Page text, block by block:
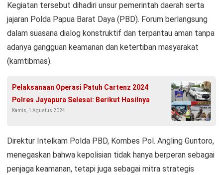
Kegiatan tersebut dihadiri unsur pemerintah daerah serta
jajaran Polda Papua Barat Daya (PBD). Forum berlangsung
dalam suasana dialog konstruktif dan terpantau aman tanpa
adanya gangguan keamanan dan ketertiban masyarakat
(kamtibmas).
Pelaksanaan Operasi Patuh Cartenz 2024
Polres Jayapura Selesai: Berikut Hasilnya
Kamis, 1 Agustus 2024
Direktur Intelkam Polda PBD, Kombes Pol. Angling Guntoro,
menegaskan bahwa kepolisian tidak hanya berperan sebagai
penjaga keamanan, tetapi juga sebagai mitra strategis